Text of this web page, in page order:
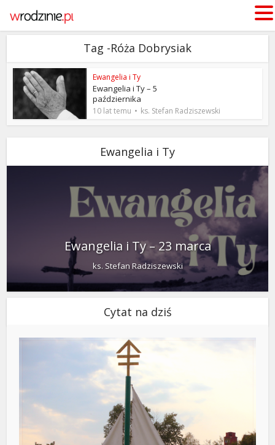
Tag -Róża Dobrysiak
Ewangelia i Ty
Ewangelia i Ty – 5
października
10 lat temu ks. Stefan Radziszewski
Ewangelia i Ty
Ewangelia i Ty – 23 marca
ks. Stefan Radziszewski
Cytat na dziś